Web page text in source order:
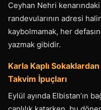
Ceyhan Nehri
randevularının adresi
kaybolmamak, her
yazmak gibidir.
Karla Kaplı
Takvim İpuçları
Eylül ayında Elbistan’ın